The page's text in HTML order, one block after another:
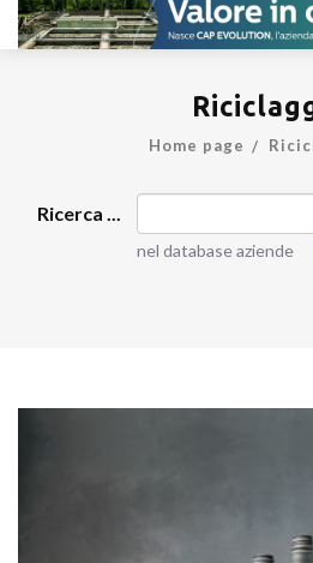
Home page
Ricerca ...
nel database aziende